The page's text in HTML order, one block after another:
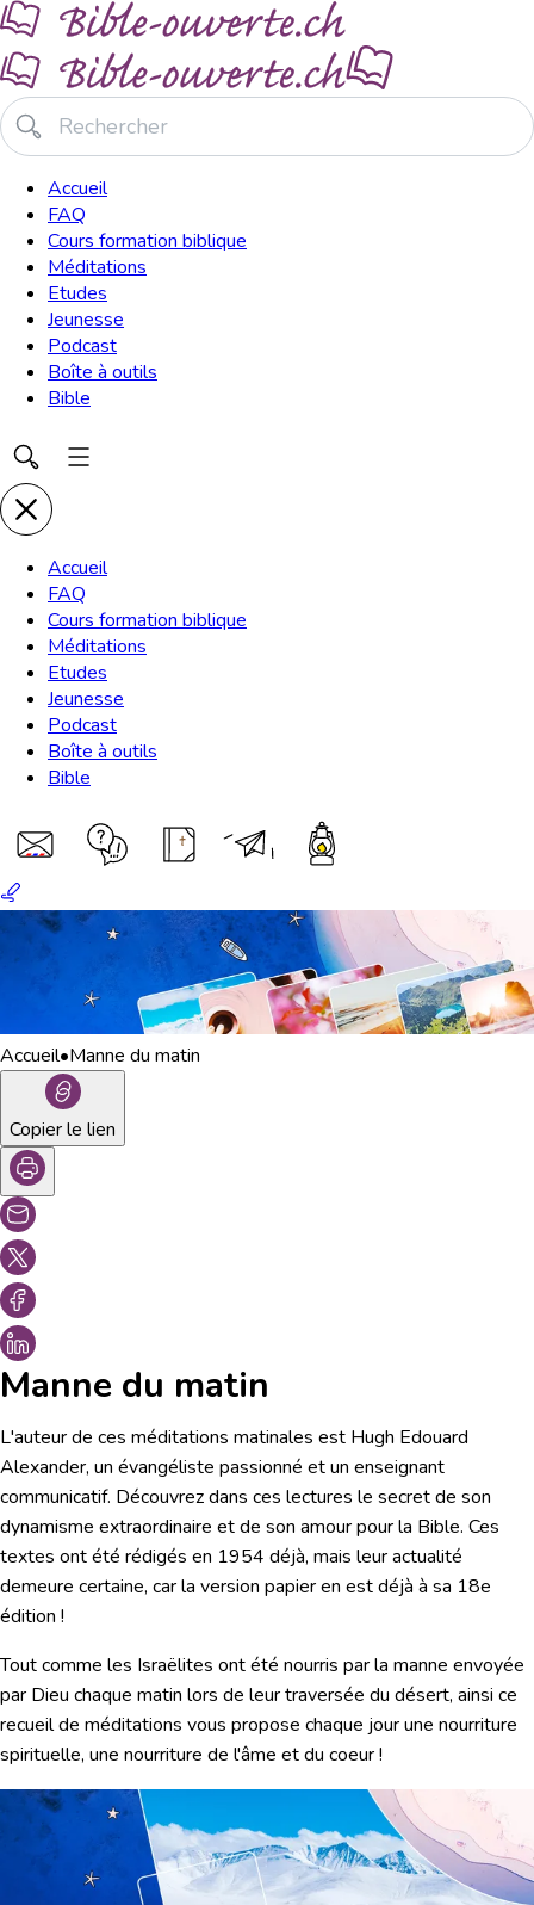
Accueil
FAQ
Cours formation biblique
Méditations
Etudes
Jeunesse
Podcast
Boîte à outils
Bible
Accueil
FAQ
Cours formation biblique
Méditations
Etudes
Jeunesse
Podcast
Boîte à outils
Bible
Accueil•Manne du matin
Copier le lien
Manne du matin
L'auteur de ces méditations matinales est Hugh Edouard
Alexander, un évangéliste passionné et un enseignant
communicatif. Découvrez dans ces lectures le secret de son
dynamisme extraordinaire et de son amour pour la Bible. Ces
textes ont été rédigés en 1954 déjà, mais leur actualité
demeure certaine, car la version papier en est déjà à sa 18e
édition !
Tout comme les Israëlites ont été nourris par la manne envoyée
par Dieu chaque matin lors de leur traversée du désert, ainsi ce
recueil de méditations vous propose chaque jour une nourriture
spirituelle, une nourriture de l'âme et du coeur !